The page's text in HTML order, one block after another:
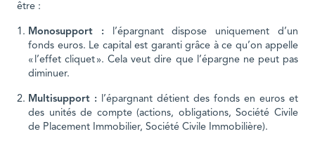
être :
Monosupport : l’épargnant dispose uniquement d’un
fonds euros. Le capital est garanti grâce à ce qu’on appelle
« l’effet cliquet ». Cela veut dire que l’épargne ne peut pas
diminuer.
Multisupport :
l’épargnant détient des fonds en euros et
des unités de compte (actions, obligations, Société Civile
de Placement Immobilier, Société Civile Immobilière).